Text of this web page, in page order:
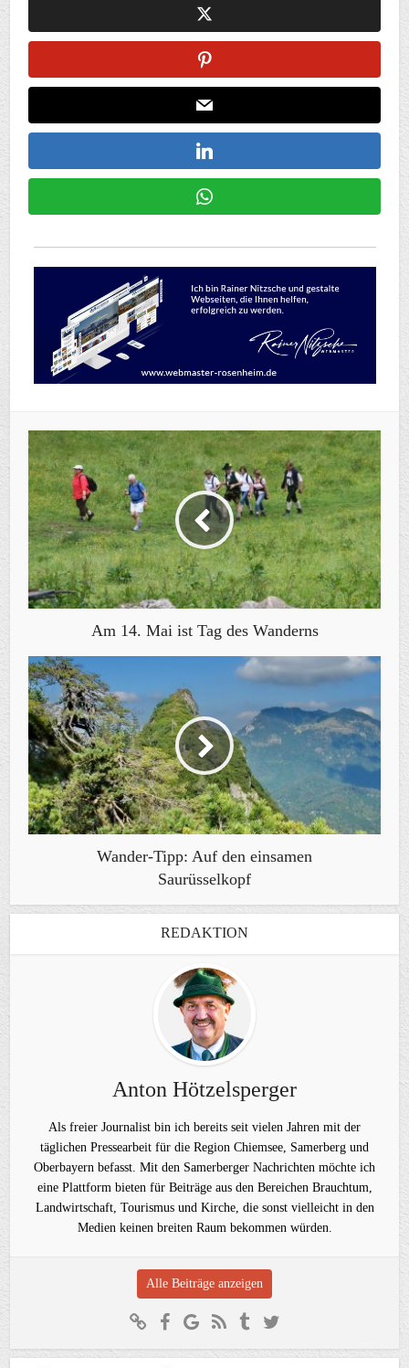
Am 14. Mai ist Tag des Wanderns
Wander-Tipp: Auf den einsamen
Saurüsselkopf
REDAKTION
Anton Hötzelsperger
Als freier Journalist bin ich bereits seit vielen Jahren mit der
täglichen Pressearbeit für die Region Chiemsee, Samerberg und
Oberbayern befasst. Mit den Samerberger Nachrichten möchte ich
eine Plattform bieten für Beiträge aus den Bereichen Brauchtum,
Landwirtschaft, Tourismus und Kirche, die sonst vielleicht in den
Medien keinen breiten Raum bekommen würden.
Alle Beiträge anzeigen